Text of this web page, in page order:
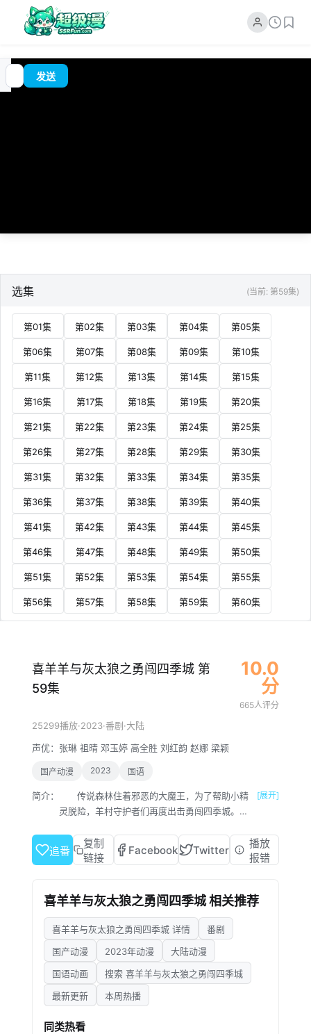
00:00
追
番
?发送
选集 (当前: 第59集)
第01集 第02集 第03集 第04集 第05集
第06集 第07集 第08集 第09集 第10集
第11集 第12集 第13集 第14集 第15集
第16集 第17集 第18集 第19集 第20集
第21集 第22集 第23集 第24集 第25集
第26集 第27集 第28集 第29集 第30集
第31集 第32集 第33集 第34集 第35集
第36集 第37集 第38集 第39集 第40集
第41集 第42集 第43集 第44集 第45集
第46集 第47集 第48集 第49集 第50集
第51集 第52集 第53集 第54集 第55集
第56集 第57集 第58集 第59集 第60集
喜羊羊与灰太狼之勇闯四季城 第
59集
10.0
分
665人评分
25299播放·2023·番剧·大陆
声优： 张琳 祖晴 邓玉婷 高全胜 刘红韵 赵娜 梁颖
国产动漫 2023 国语
简介：
传说森林住着邪恶的大魔王，为了帮助小精
灵脱险，羊村守护者们再度出击勇闯四季城。不
王”，时而清醒，时而捣乱，让整个旅途笑料百
出。羊狼们一路闯关进阶“勇者”能力，同时寻找
一个战胜魔王的勇者传奇呢？
[展开]
追番
复制
链接
Facebook Twitter
播放
报错
喜羊羊与灰太狼之勇闯四季城 相关推荐
喜羊羊与灰太狼之勇闯四季城 详情
番剧
国产动漫
2023年动漫
大陆动漫
国语动画
搜索 喜羊羊与灰太狼之勇闯四季城
最新更新
本周热播
同类热看